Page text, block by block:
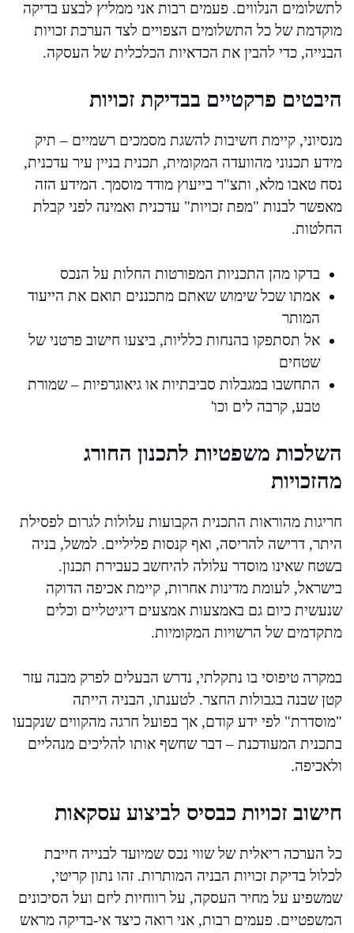
לתשלומים הנלווים. פעמים רבות אני ממליץ לבצע בדיקה
מוקדמת של כל התשלומים הצפויים לצד הערכת זכויות
הבנייה, כדי להבין את הכדאיות הכלכלית של העסקה.
היבטים פרקטיים בבדיקת זכויות
מנסיוני, קיימת חשיבות להשגת מסמכים רשמיים – תיק
מידע תכנוני מהוועדה המקומית, תכנית בניין עיר עדכנית,
נסח טאבו מלא, ותצ"ר בייעוץ מודד מוסמך. המידע הזה
מאפשר לבנות "מפת זכויות" עדכנית ואמינה לפני קבלת
החלטות.
בדקו מהן התכניות המפורטות החלות על הנכס
אמתו שכל שימוש שאתם מתכננים תואם את הייעוד
המותר
אל תסתפקו בהנחות כלליות, ביצעו חישוב פרטני של
שטחים
התחשבו במגבלות סביבתיות או גיאוגרפיות – שמורת
טבע, קרבה לים וכו'
השלכות משפטיות לתכנון החורג
מהזכויות
חריגות מהוראות התכנית הקבועות עלולות לגרום לפסילת
היתר, דרישה להריסה, ואף קנסות פליליים. למשל, בניה
בשטח שאינו מוסדר עלולה להיחשב כעבירת תכנון.
בישראל, לעומת מדינות אחרות, קיימת אכיפה הדוקה
שנעשית כיום גם באמצעות אמצעים דיגיטליים וכלים
מתקדמים של הרשויות המקומיות.
במקרה טיפוסי בו נתקלתי, נדרש הבעלים לפרק מבנה עזר
קטן שבנה בגבולות החצר. לטענתו, הבניה הייתה
"מוסדרת" לפי ידע קודם, אך בפועל חרגה מהקווים שנקבעו
בתכנית המעודכנת – דבר שחשף אותו להליכים מנהליים
ולאכיפה.
חישוב זכויות כבסיס לביצוע עסקאות
כל הערכה ריאלית של שווי נכס שמיועד לבנייה חייבת
לכלול בדיקת זכויות הבניה המותרות. זהו נתון קריטי,
שמשפיע על מחיר העסקה, על רווחיות ליזם ועל הסיכונים
המשפטיים. פעמים רבות, אני רואה כיצד אי-בדיקה מראש